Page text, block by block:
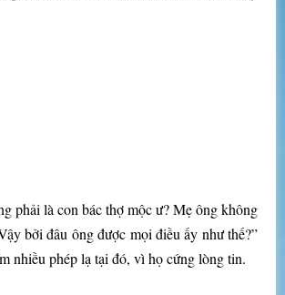
phải là con bác thợ mộc ư? Mẹ ông không
bởi đâu ông được mọi điều ấy như thế?”
nhiều phép lạ tại đó, vì họ cứng lòng tin.